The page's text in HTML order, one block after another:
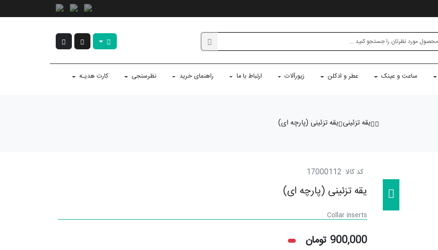
ساعت و عینک عطر و ادکلن زیورآلات ارتباط با ما راهنمای خرید نظرسنجی کارت هدیـه
یقه تزئینی یقه تزئینی (پارچه ای)
کد کالا 17000112
یقه تزئینی (پارچه ای)
Collar inserts
900,000 تومان